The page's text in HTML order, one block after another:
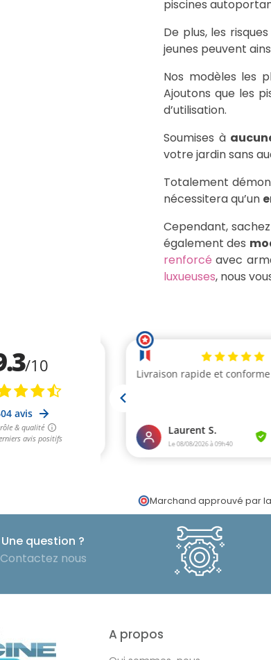
piscines
De plus, les
jeunes peuvent
Nos modèles les
Ajoutons que les
d’utilisation.
Soumises à
votre jardin sans
Totalement
nécessitera qu’un
Cependant,
également des
renforcé avec
luxueuses, nous
Marchand approuvé par
Une question ?
Contactez nous
A propos